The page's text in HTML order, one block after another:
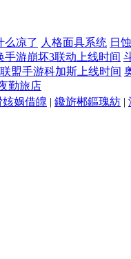
么凉了 人格面具系统 日
手游崩坏3联动上线时间
盟手游科加斯上线时间
勤旅店
姟娲借皥 | 鑱旂郴鏂瑰紡 |